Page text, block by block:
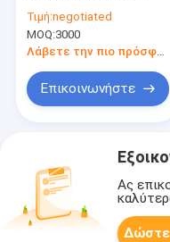
φλυτζανιών V60
Τιμή:negotiated
MOQ:3000
Λάβετε την πιο πρόσφατη τιμή
Επικοινωνήστε
Ας
Δώστε